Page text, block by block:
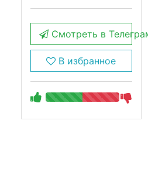
Смотреть в
В избранное